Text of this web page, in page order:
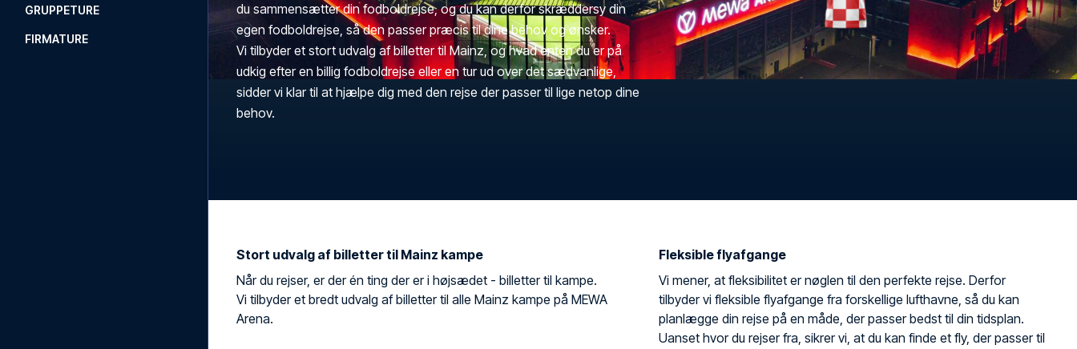
GRUPPETURE
FIRMATURE
du sammensætter din fodboldrejse, og du kan derfor skræddersy din
egen fodboldrejse, så den passer præcis til dine behov og ønsker.
Vi tilbyder et stort udvalg af billetter til Mainz, og hvad enten du er på
udkig efter en billig fodboldrejse eller en tur ud over det sædvanlige,
sidder vi klar til at hjælpe dig med den rejse der passer til lige netop dine
behov.
Stort udvalg af billetter til Mainz kampe
Når du rejser, er der én ting der er i højsædet - billetter til kampe.
Vi tilbyder et bredt udvalg af billetter til alle Mainz kampe på MEWA
Arena.
Fleksible flyafgange
Vi mener, at fleksibilitet er nøglen til den perfekte rejse. Derfor
tilbyder vi fleksible flyafgange fra forskellige lufthavne, så du kan
planlægge din rejse på en måde, der passer bedst til din tidsplan.
Uanset hvor du rejser fra, sikrer vi, at du kan finde et fly, der passer til